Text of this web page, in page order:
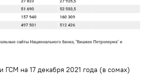
ГСМ на 17 декабря 2021 года (в сомах)